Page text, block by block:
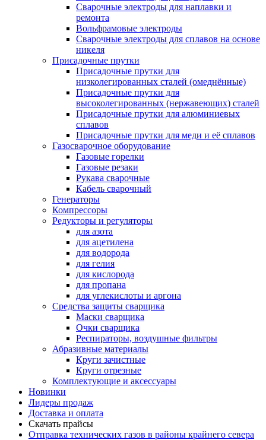
Сварочные электроды для наплавки и
ремонта
Вольфрамовые электроды
Сварочные электроды для сплавов на основе
никеля
Присадочные прутки
Присадочные прутки для
низколегированных сталей (омеднённые)
Присадочные прутки для
высоколегированных (нержавеющих) сталей
Присадочные прутки для алюминиевых
сплавов
Присадочные прутки для меди и её сплавов
Газосварочное оборудование
Газовые горелки
Газовые резаки
Рукава сварочные
Кабель сварочный
Генераторы
Компрессоры
Редукторы и регуляторы
для азота
для ацетилена
для водорода
для гелия
для кислорода
для пропана
для углекислоты и аргона
Средства защиты сварщика
Маски сварщика
Очки сварщика
Респираторы, воздушные фильтры
Абразивные материалы
Круги зачистные
Круги отрезные
Комплектующие и аксессуары
Новинки
Лидеры продаж
Доставка и оплата
Скачать прайсы
Отправка технических газов в районы крайнего севера